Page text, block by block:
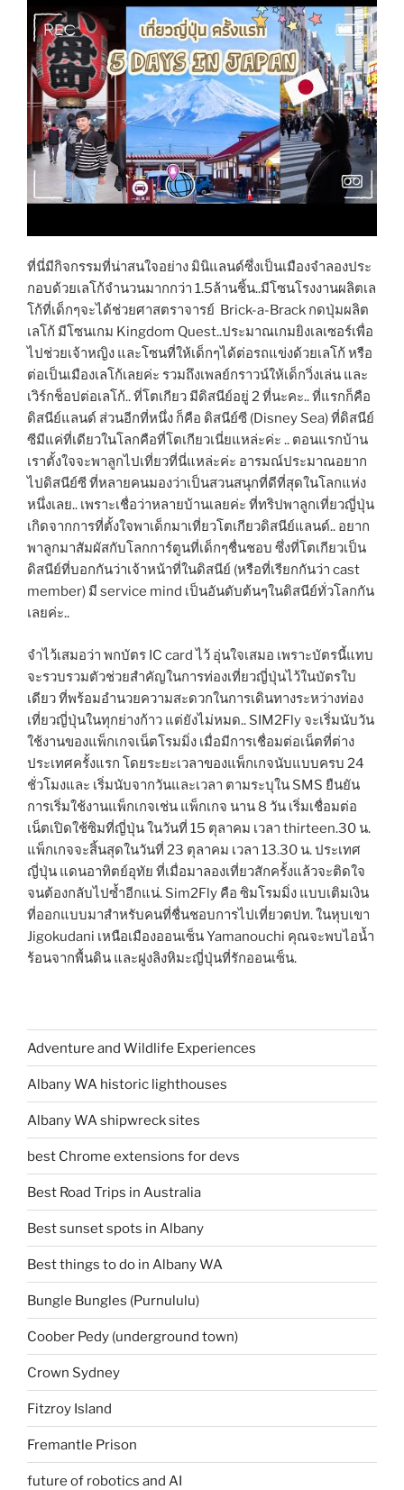
ที่นี่มีกิจกรรมที่น่าสนใจอย่าง มินิแลนด์ซึ่งเป็นเมืองจำลองประ
กอบด้วยเลโก้จำนวนมากกว่า 1.5ล้านชิ้น..มีโซนโรงงานผลิตเล
โก้ที่เด็กๆจะได้ช่วยศาสตราจารย์ Brick-a-Brack กดปุ่มผลิต
เลโก้ มีโซนเกม Kingdom Quest..ประมาณเกมยิงเลเซอร์เพื่อ
ไปช่วยเจ้าหญิง และโซนที่ให้เด็กๆได้ต่อรถแข่งด้วยเลโก้ หรือ
ต่อเป็นเมืองเลโก้เลยค่ะ รวมถึงเพลย์กราวน์ให้เด็กวิ่งเล่น และ
เวิร์กช็อปต่อเลโก้.. ที่โตเกียว มีดิสนีย์อยู่ 2 ที่นะคะ.. ที่แรกก็คือ
ดิสนีย์แลนด์ ส่วนอีกที่หนึ่ง ก็คือ ดิสนีย์ซี (Disney Sea) ที่ดิสนีย์
ซีมีแค่ที่เดียวในโลกคือที่โตเกียวเนี่ยแหล่ะค่ะ .. ตอนแรกบ้าน
เราตั้งใจจะพาลูกไปเที่ยวที่นี่แหล่ะค่ะ อารมณ์ประมาณอยาก
ไปดิสนีย์ซี ที่หลายคนมองว่าเป็นสวนสนุกที่ดีที่สุดในโลกแห่ง
หนึ่งเลย.. เพราะเชื่อว่าหลายบ้านเลยค่ะ ที่ทริปพาลูกเที่ยวญี่ปุ่น
เกิดจากการที่ตั้งใจพาเด็กมาเที่ยวโตเกียวดิสนีย์แลนด์.. อยาก
พาลูกมาสัมผัสกับโลกการ์ตูนที่เด็กๆชื่นชอบ ซึ่งที่โตเกียวเป็น
ดิสนีย์ที่บอกกันว่าเจ้าหน้าที่ในดิสนีย์ (หรือที่เรียกกันว่า cast
member) มี service mind เป็นอันดับต้นๆในดิสนีย์ทั่วโลกกัน
เลยค่ะ..
จำไว้เสมอว่า พกบัตร IC card ไว้ อุ่นใจเสมอ เพราะบัตรนี้แทบ
จะรวบรวมตัวช่วยสำคัญในการท่องเที่ยวญี่ปุ่นไว้ในบัตรใบ
เดียว ที่พร้อมอำนวยความสะดวกในการเดินทางระหว่างท่อง
เที่ยวญี่ปุ่นในทุกย่างก้าว แต่ยังไม่หมด.. SIM2Fly จะเริ่มนับวัน
ใช้งานของแพ็กเกจเน็ตโรมมิ่ง เมื่อมีการเชื่อมต่อเน็ตที่ต่าง
ประเทศครั้งแรก โดยระยะเวลาของแพ็กเกจนับแบบครบ 24
ชั่วโมงและ เริ่มนับจากวันและเวลา ตามระบุใน SMS ยืนยัน
การเริ่มใช้งานแพ็กเกจเช่น แพ็กเกจ นาน 8 วัน เริ่มเชื่อมต่อ
เน็ตเปิดใช้ซิมที่ญี่ปุ่น ในวันที่ 15 ตุลาคม เวลา thirteen.30 น.
แพ็กเกจจะสิ้นสุดในวันที่ 23 ตุลาคม เวลา 13.30 น. ประเทศ
ญี่ปุ่น แดนอาทิตย์อุทัย ที่เมื่อมาลองเที่ยวสักครั้งแล้วจะติดใจ
จนต้องกลับไปซ้ำอีกแน่. Sim2Fly คือ ซิมโรมมิ่ง แบบเติมเงิน
ที่ออกแบบมาสำหรับคนที่ชื่นชอบการไปเที่ยวตปท. ในหุบเขา
Jigokudani เหนือเมืองออนเซ็น Yamanouchi คุณจะพบไอน้ำ
ร้อนจากพื้นดิน และฝูงลิงหิมะญี่ปุ่นที่รักออนเซ็น.
Adventure and Wildlife Experiences
Albany WA historic lighthouses
Albany WA shipwreck sites
best Chrome extensions for devs
Best Road Trips in Australia
Best sunset spots in Albany
Best things to do in Albany WA
Bungle Bungles (Purnululu)
Coober Pedy (underground town)
Crown Sydney
Fitzroy Island
Fremantle Prison
future of robotics and AI